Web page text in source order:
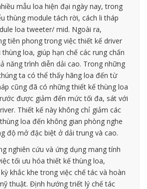
mẫu loa hiện đại ngày nay, trong
thùng module tách rời, cách li tháp
loa tweeter/ mid. Ngoài ra,
tiên phong trong việc thiết kế driver
loa, giúp hạn chế các rung chấn
năng trình diễn dải cao. Trong những
ta có thể thấy hãng loa đến từ
cũng đã có những thiết kế thùng loa
được giảm đến mức tối đa, sát với
Thiết kế này không chỉ giảm các
loa đến không gian phòng nghe
độ mở đặc biệt ở dải trung và cao.
nghiên cứu và ứng dụng mang tính
tối ưu hóa thiết kế thùng loa,
khắc khe trong việc chế tác và hoàn
thuật. Định hướng triết lý chế tác